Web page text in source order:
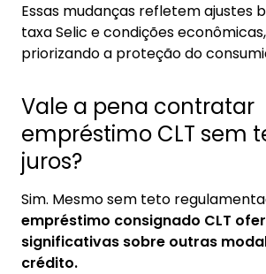
Essas mudanças refletem ajustes
taxa Selic e condições
priorizando a proteção do
Vale a pena contratar
empréstimo CLT sem
juros?
Sim. Mesmo sem teto
empréstimo consignado CLT
significativas sobre outras
crédito.